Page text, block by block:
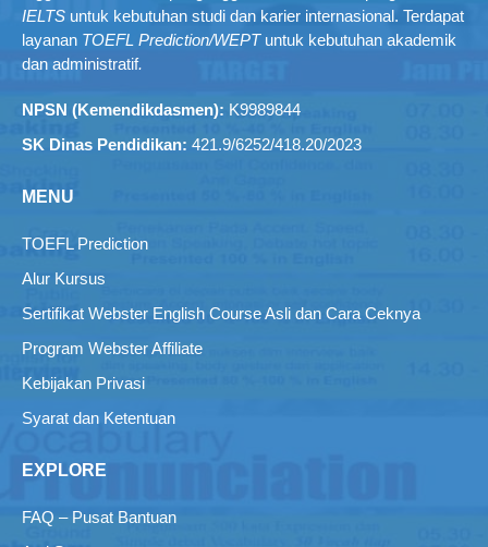
IELTS untuk kebutuhan studi dan karier internasional. Terdapat
layanan TOEFL Prediction/WEPTuntuk kebutuhan akademik
dan administratif.
NPSN (Kemendikdasmen): K9989844
SK Dinas Pendidikan: 421.9/6252/418.20/2023
MENU
TOEFL Prediction
Alur Kursus
Sertifikat Webster English Course Asli dan Cara Ceknya
Program Webster Affiliate
Kebijakan Privasi
Syarat dan Ketentuan
EXPLORE
FAQ – Pusat Bantuan